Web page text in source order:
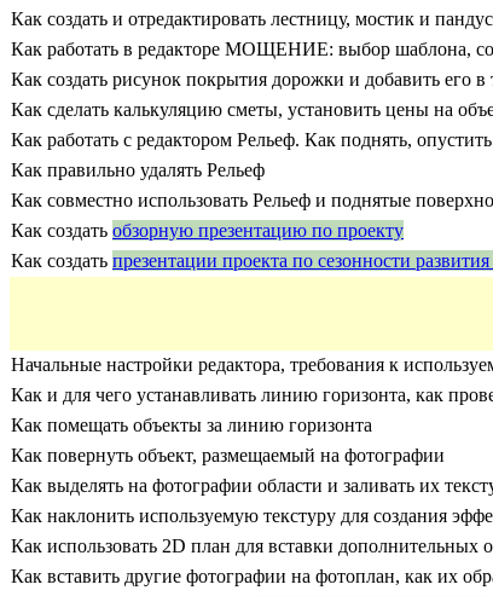
Как создать и отредактировать лестницу, мостик и
Как работать в редакторе МОЩЕНИЕ: выбор шаблона,
Как создать рисунок покрытия дорожки и добавить его
Как сделать калькуляцию сметы, установить цены на
Как работать с редактором Рельеф. Как поднять,
Как правильно удалять Рельеф
Как совместно использовать Рельеф и поднятые
Как создать обзорную презентацию по проекту
Как создать презентации проекта по сезонности
Начальные настройки редактора, требования к
Как и для чего устанавливать линию горизонта, как
Как помещать объекты за линию горизонта
Как повернуть объект, размещаемый на фотографии
Как выделять на фотографии области и заливать их
Как наклонить используемую текстуру для создания
Как использовать 2D план для вставки дополнительных
Как вставить другие фотографии на фотоплан, как их